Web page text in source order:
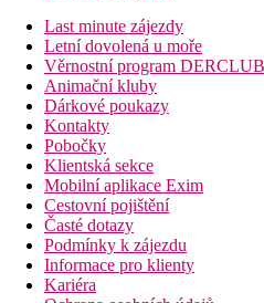
Last minute zájezdy
Letní dovolená u moře
Věrnostní program DERCLUB
Animační kluby
Dárkové poukazy
Kontakty
Pobočky
Klientská sekce
Mobilní aplikace Exim
Cestovní pojištění
Časté dotazy
Podmínky k zájezdu
Informace pro klienty
Kariéra